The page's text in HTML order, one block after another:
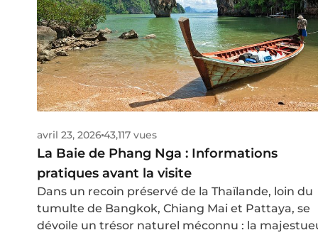
lankaise. Dans cet article, nous vous fournissons
toutes les informations utiles pour comprendre le
système monétaire srilankais, les taux de change,
où échanger de l'argent, des espèces ou des
bancaires, etc. ainsi que des conseils pour vous
à éviter les mauvaises surprises et à profiter
pleinement de vos vacances sans vous soucier
l'argent. Lisez notre guide complet sur la
sri lankaise avant de faire vos valises !
avril 23, 202643,117 vues
La Baie de Phang Nga : Informations
pratiques avant la visite
Dans un recoin préservé de la Thaïlande, loin du
tumulte de Bangkok, Chiang Mai et Pattaya, se
dévoile un trésor naturel méconnu : la